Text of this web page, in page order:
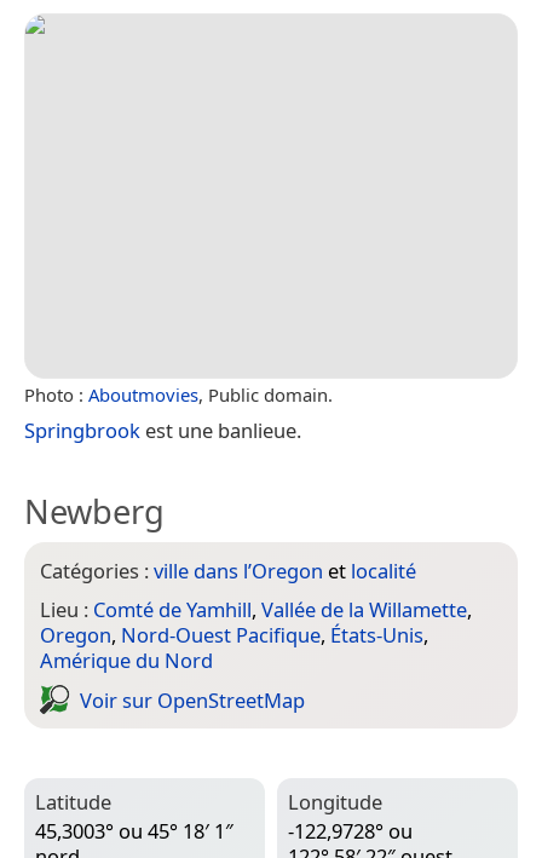
Photo : Aboutmovies, Public domain.
Springbrook est une banlieue.
Newberg
Catégories :ville dans l’Oregon et localité
Lieu : Comté de Yamhill, Vallée de la Willamette,
Oregon, Nord-Ouest Pacifique, États-Unis,
Amérique du Nord
Voir sur Open­Street­Map
Latitude
45,3003° ou 45° 18′ 1″
Longitude
-122,9728° ou